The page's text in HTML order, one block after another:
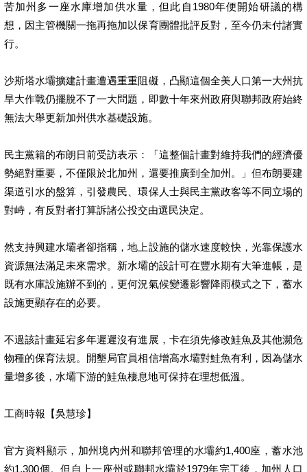
苦加州多一座水庫增加供水量，但此自1980年便開始研議的構
想，因主管機關一拖再拖加以保育團體批評反對，至今仍未付諸實
行。
沙斯塔水壩擴建計畫遭遇重重阻礙，凸顯這個全美人口第一大州抗
旱大作戰仍擺脫不了一大問題，即數十年來州政府與聯邦政府始終
無法大舉更新加州供水基礎設施。
民主黨籍的布朗日前受訪表示：「這整個計畫對維持我們的經濟優
勢絕對重要，不僅限於北加州，還要推廣到全加州。」但布朗要建
渠道引水的盤算，引發農民、環保人士與民主黨政客等不同立場的
對峙，有反對者打算訴諸公投交由選民決定。
然支持興建水壩者卻指稱，地上設施的儲水速度較快，光靠保護水
資源無法滿足未來需求。新水壩的設計可在豐水期有大筆進帳，是
既有水庫設施辦不到的，更何況氣候變遷影響降雨模式之下，蓄水
設施更顯存在的必要。
不過該計畫延宕多年遲遲沒有進展，卡在須先修改鮭魚及其他瀕危
物種的保育法規。開墾局官員相信增高水壩對鮭魚有利，因為儲水
量增多後，水壩下游的鮭魚棲息地可保持在理想低溫。
工商時報【吳慧珍】
官方資料顯示，加州境內州和聯邦管理的水壩約1,400座，蓄水池
約1,300個。但自上一座州或聯邦水壩於1979年完工後，加州人口